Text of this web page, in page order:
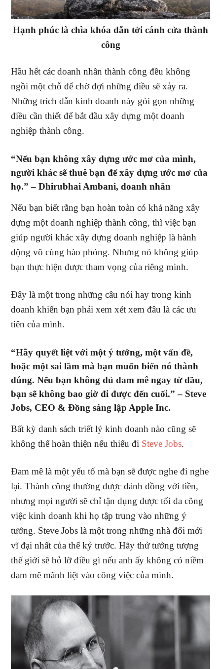
Hạnh phúc là chìa khóa dẫn tới cánh cửa thành
công
Hầu hết các doanh nhân thành công đều không
ngồi một chỗ để chờ đợi những điều sẽ xảy ra.
Những trích dẫn kinh doanh này gói gọn những
điều cần thiết để bắt đầu xây dựng một doanh
nghiệp thành công.
“Nếu bạn không xây dựng ước mơ của mình,
người khác sẽ thuê bạn để xây dựng ước mơ của
họ.” – Dhirubhai Ambani, doanh nhân
Nếu bạn biết rằng bạn hoàn toàn có khả năng xây
dựng một doanh nghiệp thành công, thì việc bạn
giúp người khác xây dựng doanh nghiệp là hành
động vô cùng hào phóng. Nhưng nó không giúp
bạn thực hiện được tham vọng của riêng mình.
Đây là một trong những câu nói hay trong kinh
doanh khiến bạn phải xem xét xem đâu là các ưu
tiên của mình.
“Hãy quyết liệt với một ý tưởng, một vấn đề,
hoặc một sai lầm mà bạn muốn biến nó thành
đúng. Nếu bạn không đủ đam mê ngay từ đầu,
bạn sẽ không bao giờ đi được đến cuối.” – Steve
Jobs, CEO & Đồng sáng lập Apple Inc.
Bất kỳ danh sách triết lý kinh doanh nào cũng sẽ
không thể hoàn thiện nếu thiếu đi Steve Jobs.
Đam mê là một yếu tố mà bạn sẽ được nghe đi nghe
lại. Thành công thường được đánh đồng với tiền,
nhưng mọi người sẽ chỉ tận dụng được tối đa công
việc kinh doanh khi họ tập trung vào những ý
tưởng. Steve Jobs là một trong những nhà đổi mới
vĩ đại nhất của thế kỷ trước. Hãy thử tưởng tượng
thế giới sẽ bỏ lỡ điều gì nếu anh ấy không có niềm
đam mê mãnh liệt vào công việc của mình.